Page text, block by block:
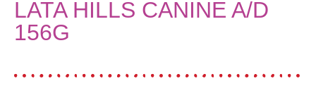
LATA HILLS CANINE A/D
156G